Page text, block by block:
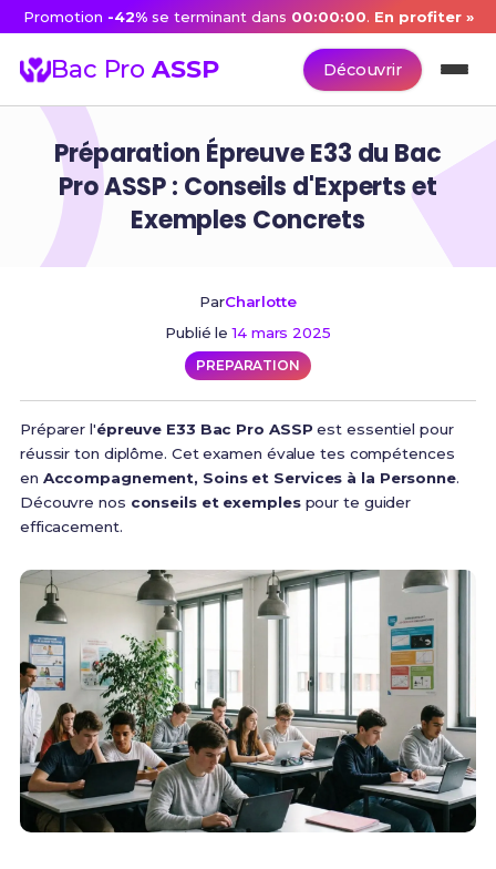
Promotion -42%se terminant dans 00:00:00. En profiter »
Bac Pro ASSP Découvrir
Préparation Épreuve E33 du Bac
Pro ASSP : Conseils d'Experts et
Exemples Concrets
ParCharlotte
Publié le14 mars 2025
PREPARATION
Préparer l'épreuve E33 Bac Pro ASSP est essentiel pour
réussir ton diplôme. Cet examen évalue tes compétences
en Accompagnement, Soins et Services à la Personne.
Découvre nos conseils et exemplespour te guider
efficacement.